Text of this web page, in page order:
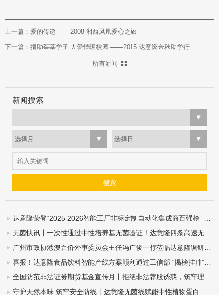
上一篇：爱的传递 ——2008 湘西凤凰爱心之旅
下一篇：捐助莘莘学子 大爱情暖校园 ——2015 达意隆金秋助学行
所有新闻
新闻搜索
选择月 选择日
达意隆荣登“2025-2026智能工厂非标定制自动化集成商百强榜” ——智造实力再获业界权威认可
无菌快讯丨一次性通过中性培养基无菌验证！达意隆四条高速无菌整线落地中山东鹏
广州市政协港澳台侨外事委员会主任冯广俊一行莅临达意隆调研指导
喜报！达意隆食品饮料智能产线方案顺利通过工信部 “揭榜挂帅”项目验收
全国防范非法证券期货基金宣传月丨拒绝非法荐股诱惑，筑牢理性投资防线
守护天然本味 筑牢安全防线丨达意隆无菌线赋能中性植物蛋白饮料全域发展（杏仁露篇）